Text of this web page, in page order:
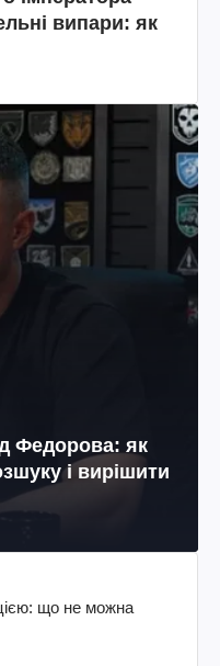
випари: як
Федорова: як
і вирішити
що не можна